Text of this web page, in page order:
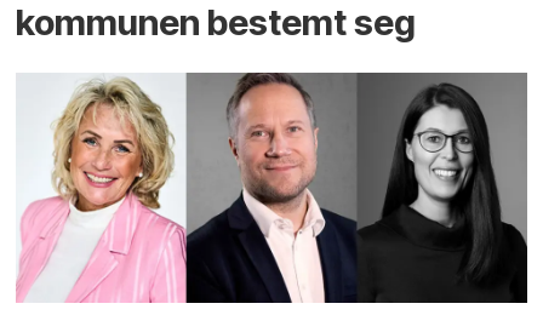
kommunen bestemt seg